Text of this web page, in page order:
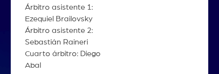
Árbitro asistente 1:
Ezequiel Brailovsky
Árbitro asistente 2:
Sebastián Raineri
Cuarto árbitro: Diego
Abal